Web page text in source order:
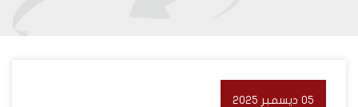
05 ديسمبر 2025